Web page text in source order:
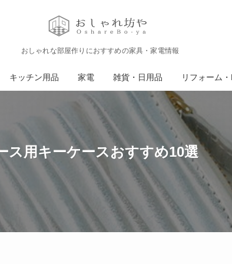
おしゃれな部屋作りにおすすめの家具・家電情報
キッチン用品 家電 雑貨・日用品 リフォーム
ス用キーケースおすすめ10選